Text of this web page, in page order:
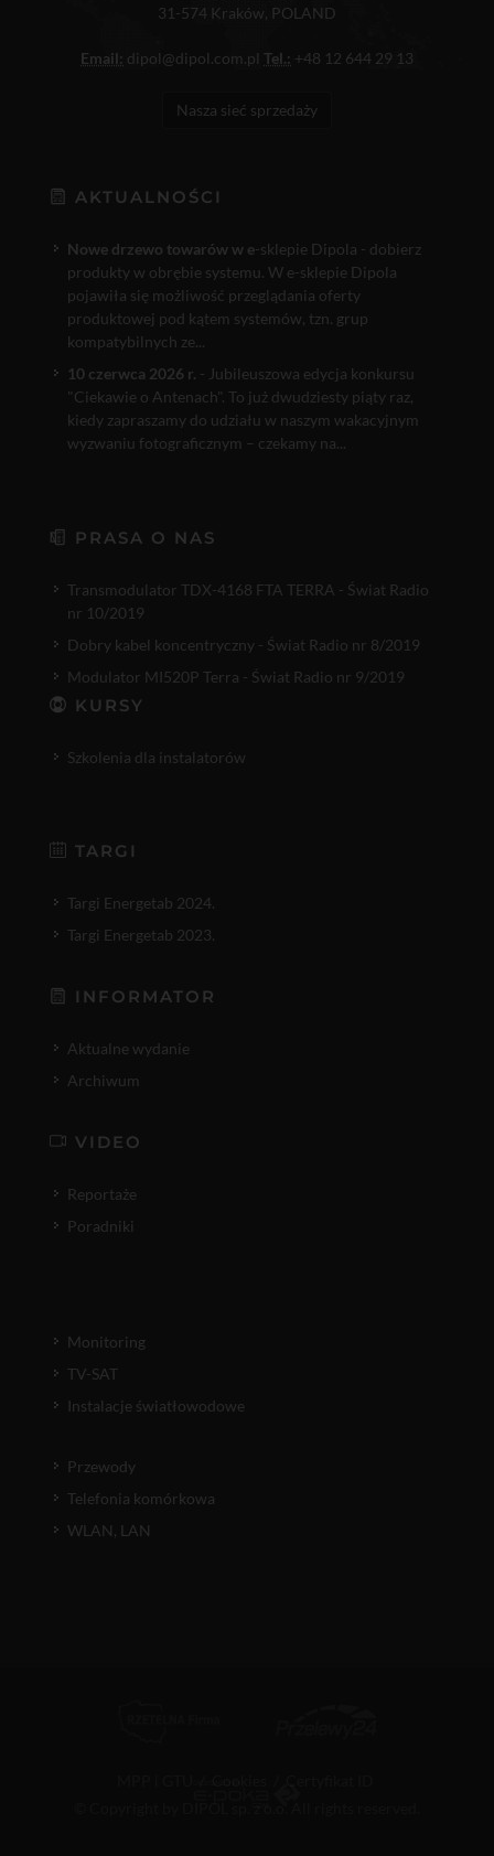
31-574 Kraków, POLAND
Email: dipol@dipol.com.pl Tel.: +48 12 644 29 13
Nasza sieć sprzedaży
AKTUALNOŚCI
Nowe drzewo towarów w e-sklepie Dipola - dobierz
produkty w obrębie systemu. W e-sklepie Dipola
pojawiła się możliwość przeglądania oferty
produktowej pod kątem systemów, tzn. grup
kompatybilnych ze...
10 czerwca 2026 r. - Jubileuszowa edycja konkursu
"Ciekawie o Antenach". To już dwudziesty piąty raz,
kiedy zapraszamy do udziału w naszym wakacyjnym
wyzwaniu fotograficznym – czekamy na...
PRASA O NAS
Transmodulator TDX-4168 FTA TERRA - Świat Radio
nr 10/2019
Dobry kabel koncentryczny - Świat Radio nr 8/2019
Modulator MI520P Terra - Świat Radio nr 9/2019
KURSY
Szkolenia dla instalatorów
TARGI
Targi Energetab 2024.
Targi Energetab 2023.
INFORMATOR
Aktualne wydanie
Archiwum
VIDEO
Reportaże
Poradniki
Monitoring
TV-SAT
Instalacje światłowodowe
Przewody
Telefonia komórkowa
WLAN, LAN